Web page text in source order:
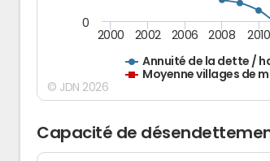
Annuité de la dette /
Moyenne villages de
2000 2002 2006 2008 2010
0
© JDN 2026
Capacité de